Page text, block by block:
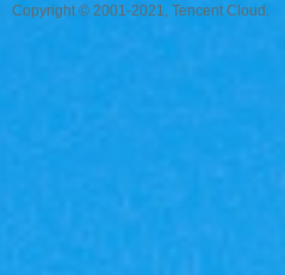
Copyright © 2001-2021, Tencent Cloud.